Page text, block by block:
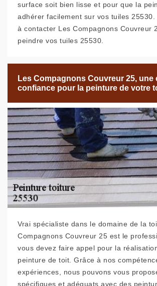
surface soit bien lisse et pour que la
adhérer facilement sur vos tuiles 25530.
à contacter Les Compagnons Couvreur
peindre vos tuiles 25530.
Les Compagnons Couvreur 25, une
confiance pour la peinture de votre
Vrai spécialiste dans le domaine de la
Compagnons Couvreur 25 est le
vous devez faire appel pour la
peinture de toit. Grâce à nos
expériences, nous pouvons vous
spécifiques et adéquats avec des